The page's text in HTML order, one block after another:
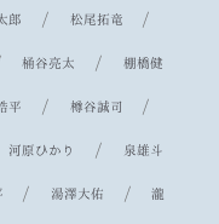
郎 / 松尾拓竜 /
桶谷亮太 / 棚橋健
平 / 樽谷誠司 /
河原ひかり / 泉雄斗
/ 湯澤大佑 /瀧